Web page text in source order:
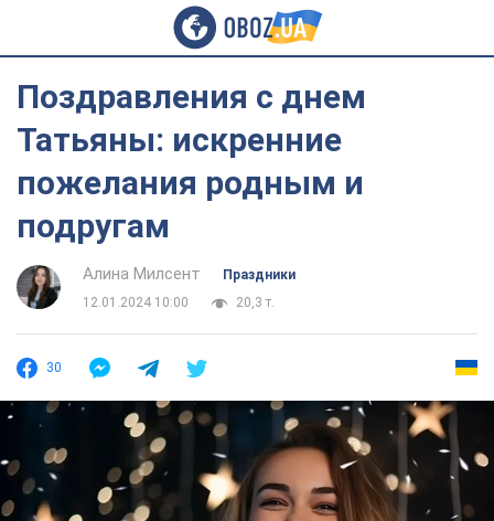
Поздравления с днем
Татьяны: искренние
пожелания родным и
подругам
Алина Милсент
Праздники
12.01.2024 10:00
20,3 т.
30